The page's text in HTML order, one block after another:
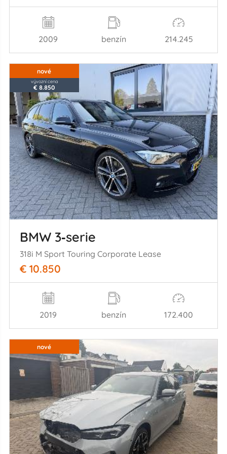
2009 benzín 214.245
nové
vývozní cena
€ 8.850
BMW 3‑serie
318i M Sport Touring Corporate Lease
€ 10.850
2019 benzín 172.400
nové